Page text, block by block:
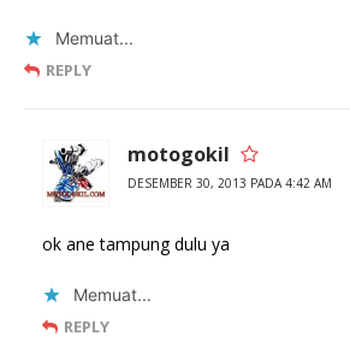
Memuat...
REPLY
motogokil
DESEMBER 30, 2013 PADA 4:42 AM
ok ane tampung dulu ya
Memuat...
REPLY